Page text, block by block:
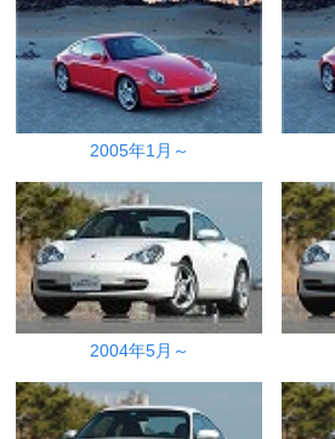
2005年1月～
2004年5月～